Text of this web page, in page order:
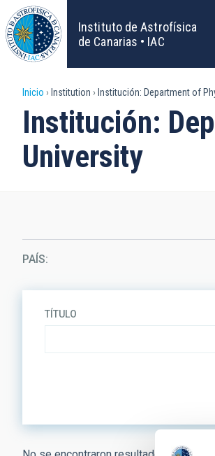
Pasar
al
contenido
principal
Instituto de Astrofísica
de Canarias • IAC
Sobrescribir
enlaces
de
la
navegación
Inicio Institution Institución: Department of
Institución:
University
PAÍS
TÍTULO